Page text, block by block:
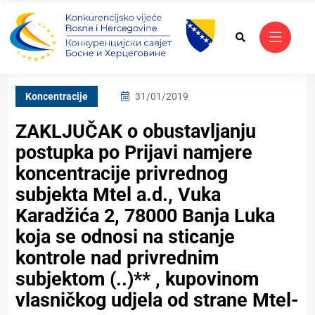
Koncentracije 31/01/2019
ZAKLJUČAK o obustavljanju
postupka po Prijavi namjere
koncentracije privrednog
subjekta Mtel a.d., Vuka
Karadžića 2, 78000 Banja Luka
koja se odnosi na sticanje
kontrole nad privrednim
subjektom (..)** , kupovinom
vlasničkog udjela od strane Mtel-